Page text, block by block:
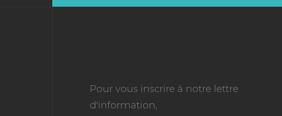
Pour vous inscrire à notre lettre
d'information,